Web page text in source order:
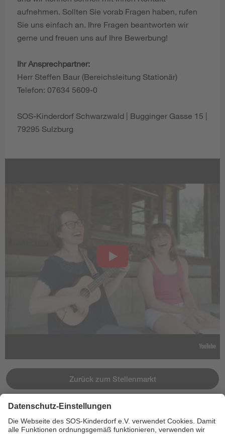
aufnehmen. Sollten Sie vorab Fragen haben, rufen
Sie uns einfach an. Ihre Fragen beantworten wir
gerne und freuen uns auf Ihre Bewerbung!
Ihr Ansprechpartner:
Herr Steffen Baur (Bereichsleitung Stationär)
Telefon: 07634 5609-0
SOS-Kinderdorf Schwarzwald | Bugginger Gasse 15 |
79295 Sulzburg
Zurück zum Stellenmarkt
Jetzt bewerben